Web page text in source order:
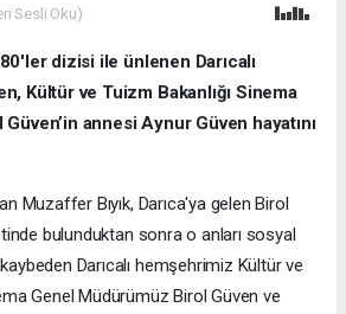
Sesli Oku)
dizisi ile ünlenen Darıcalı
Kültür ve Tuizm Bakanlığı Sinema
annesi Aynur Güven hayatını
Muzaffer Bıyık, Darıca'ya gelen Birol
bulunduktan sonra o anları sosyal
Darıcalı hemşehrimiz Kültür ve
Genel Müdürümüz Birol Güven ve